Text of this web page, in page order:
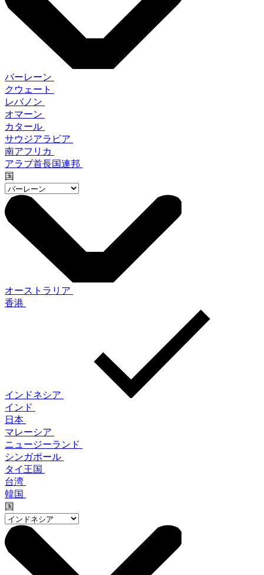
バーレーン
クウェート
レバノン
オマーン
カタール
サウジアラビア
南アフリカ
アラブ首長国連邦
国
オーストラリア
香港
インドネシア
インド
日本
マレーシア
ニュージーランド
シンガポール
タイ王国
台湾
韓国
国